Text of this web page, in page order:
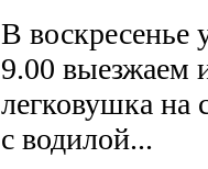
В воскресенье
9.00 выезжаем
легковушка на
с водилой...